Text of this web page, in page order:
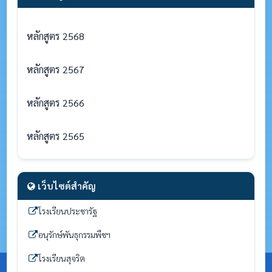
หลักสูตร 2568
หลักสูตร 2567
หลักสูตร 2566
หลักสูตร 2565
เว็บไซต์สำคัญ
โรงเรียนประชารัฐ
อนุรักษ์พันธุกรรมพืชฯ
โรงเรียนสุจริต